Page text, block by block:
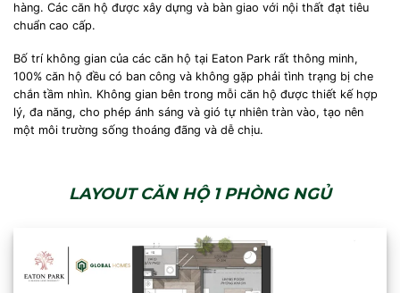
hàng. Các căn hộ được xây dựng và bàn giao với nội thất đạt tiêu
chuẩn cao cấp.
Bố trí không gian của các căn hộ tại Eaton Park rất thông minh,
100% căn hộ đều có ban công và không gặp phải tình trạng bị che
chắn tầm nhìn. Không gian bên trong mỗi căn hộ được thiết kế hợp
lý, đa năng, cho phép ánh sáng và gió tự nhiên tràn vào, tạo nên
một môi trường sống thoáng đãng và dễ chịu.
LAYOUT CĂN HỘ 1 PHÒNG NGỦ